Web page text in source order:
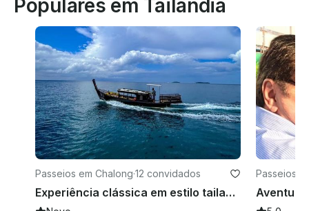
Populares em Tailândia
Passeios em Chalong·12 convidados
Experiência clássica em estilo tailandês para 6 a 10 pessoas
Passeios